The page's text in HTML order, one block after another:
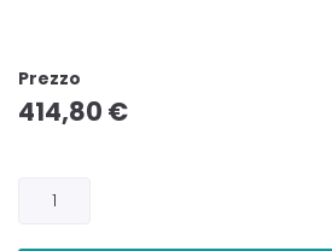
Prezzo
414,80 €